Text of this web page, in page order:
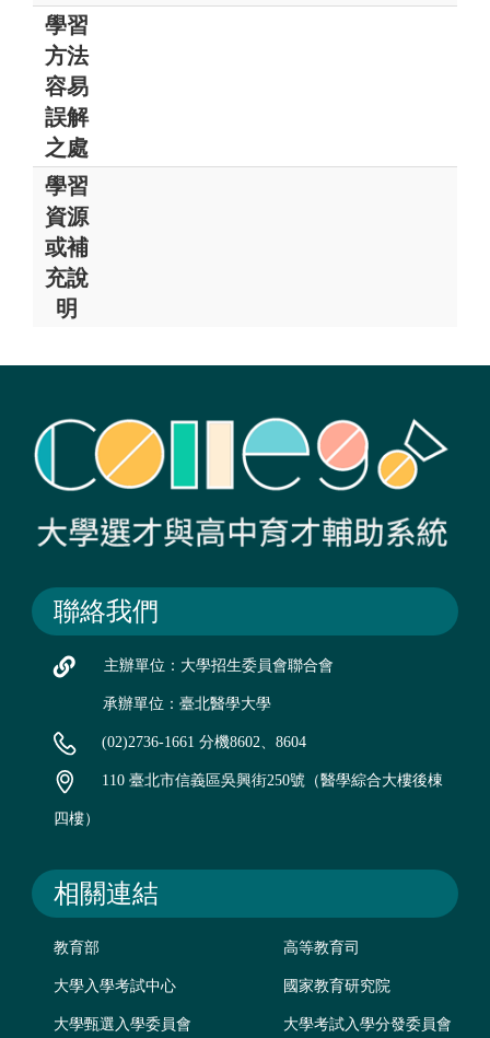
學習
方法
容易
誤解
之處
學習
資源
或補
充說
明
聯絡我們
主辦單位：大學招生委員會聯合會
承辦單位：臺北醫學大學
(02)2736-1661 分機8602、8604
110 臺北市信義區吳興街250號（醫學綜合大樓後棟
四樓）
相關連結
教育部 高等教育司
大學入學考試中心 國家教育研究院
大學甄選入學委員會 大學考試入學分發委員會